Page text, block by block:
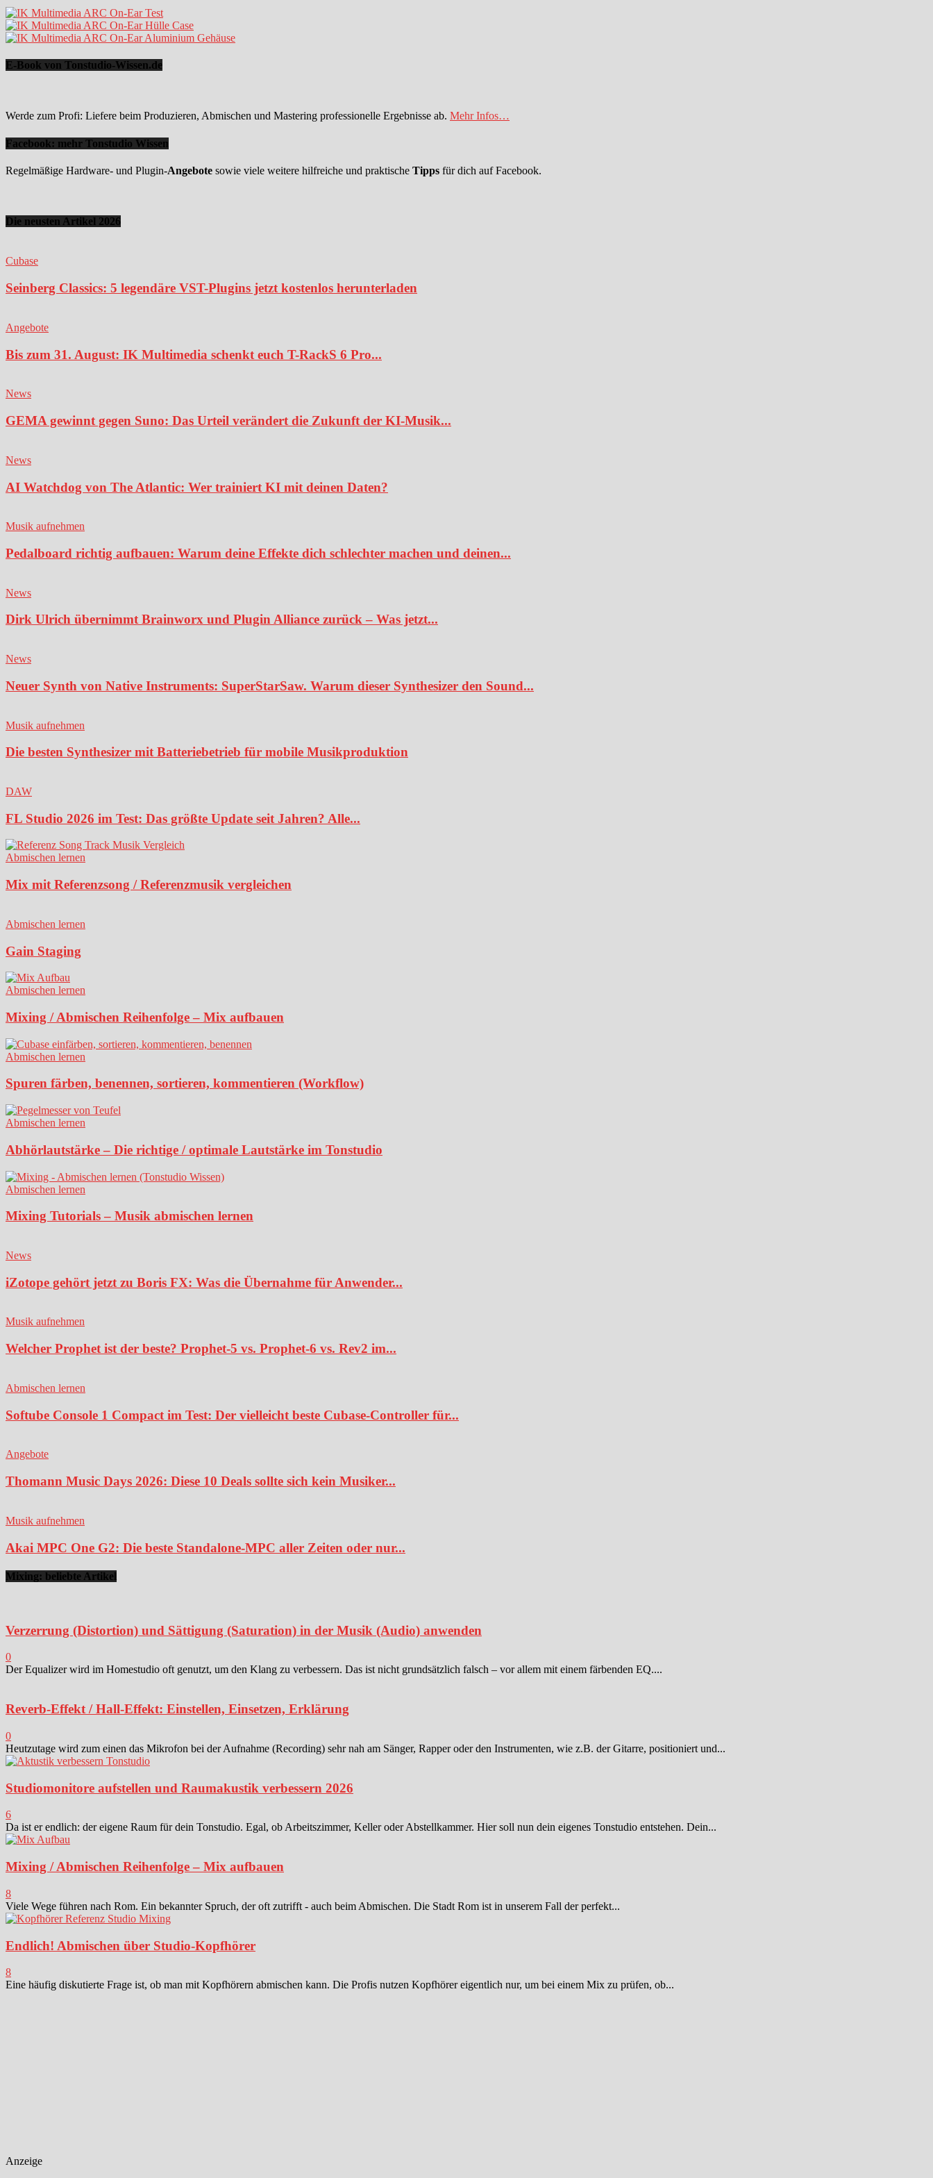
E-Book von Tonstudio-Wissen.de
Werde zum Profi: Liefere beim Produzieren, Abmischen und Mastering professionelle Ergebnisse ab. Mehr Infos…
Facebook: mehr Tonstudio Wissen
Regelmäßige Hardware- und Plugin-Angebote sowie viele weitere hilfreiche und praktische Tipps für dich auf Facebook.
Die neusten Artikel 2026
Cubase
Seinberg Classics: 5 legendäre VST-Plugins jetzt kostenlos herunterladen
Angebote
Bis zum 31. August: IK Multimedia schenkt euch T-RackS 6 Pro...
News
GEMA gewinnt gegen Suno: Das Urteil verändert die Zukunft der KI-Musik...
News
AI Watchdog von The Atlantic: Wer trainiert KI mit deinen Daten?
Musik aufnehmen
Pedalboard richtig aufbauen: Warum deine Effekte dich schlechter machen und deinen...
News
Dirk Ulrich übernimmt Brainworx und Plugin Alliance zurück – Was jetzt...
News
Neuer Synth von Native Instruments: SuperStarSaw. Warum dieser Synthesizer den Sound...
Musik aufnehmen
Die besten Synthesizer mit Batteriebetrieb für mobile Musikproduktion
DAW
FL Studio 2026 im Test: Das größte Update seit Jahren? Alle...
Abmischen lernen
Mix mit Referenzsong / Referenzmusik vergleichen
Abmischen lernen
Gain Staging
Abmischen lernen
Mixing / Abmischen Reihenfolge – Mix aufbauen
Abmischen lernen
Spuren färben, benennen, sortieren, kommentieren (Workflow)
Abmischen lernen
Abhörlautstärke – Die richtige / optimale Lautstärke im Tonstudio
Abmischen lernen
Mixing Tutorials – Musik abmischen lernen
News
iZotope gehört jetzt zu Boris FX: Was die Übernahme für Anwender...
Musik aufnehmen
Welcher Prophet ist der beste? Prophet-5 vs. Prophet-6 vs. Rev2 im...
Abmischen lernen
Softube Console 1 Compact im Test: Der vielleicht beste Cubase-Controller für...
Angebote
Thomann Music Days 2026: Diese 10 Deals sollte sich kein Musiker...
Musik aufnehmen
Akai MPC One G2: Die beste Standalone-MPC aller Zeiten oder nur...
Mixing: beliebte Artikel
Verzerrung (Distortion) und Sättigung (Saturation) in der Musik (Audio) anwenden
0
Der Equalizer wird im Homestudio oft genutzt, um den Klang zu verbessern. Das ist nicht grundsätzlich falsch – vor allem mit einem färbenden EQ....
Reverb-Effekt / Hall-Effekt: Einstellen, Einsetzen, Erklärung
0
Heutzutage wird zum einen das Mikrofon bei der Aufnahme (Recording) sehr nah am Sänger, Rapper oder den Instrumenten, wie z.B. der Gitarre, positioniert und...
Studiomonitore aufstellen und Raumakustik verbessern 2026
6
Da ist er endlich: der eigene Raum für dein Tonstudio. Egal, ob Arbeitszimmer, Keller oder Abstellkammer. Hier soll nun dein eigenes Tonstudio entstehen. Dein...
Mixing / Abmischen Reihenfolge – Mix aufbauen
8
Viele Wege führen nach Rom. Ein bekannter Spruch, der oft zutrifft - auch beim Abmischen. Die Stadt Rom ist in unserem Fall der perfekt...
Endlich! Abmischen über Studio-Kopfhörer
8
Eine häufig diskutierte Frage ist, ob man mit Kopfhörern abmischen kann. Die Profis nutzen Kopfhörer eigentlich nur, um bei einem Mix zu prüfen, ob...
Anzeige